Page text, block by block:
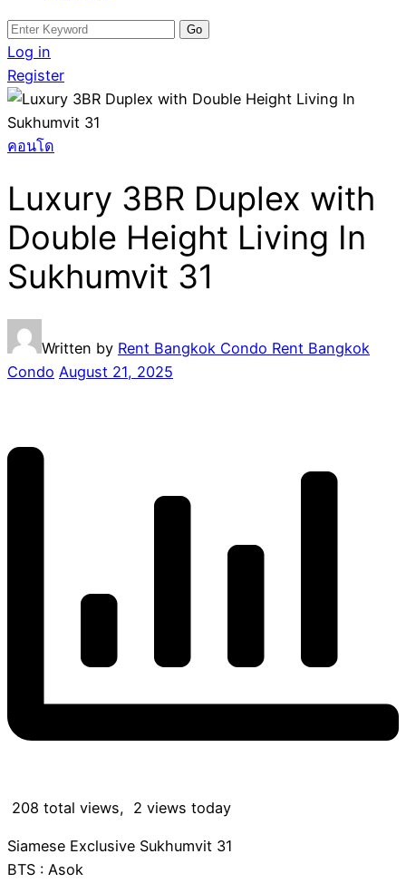
Search
for:
Log in
Register
คอนโด
Luxury 3BR Duplex with
Double Height Living In
Sukhumvit 31
Written by Rent Bangkok Condo Rent Bangkok
Condo August 21, 2025
208 total views, 2 views today
Siamese Exclusive Sukhumvit 31
BTS : Asok